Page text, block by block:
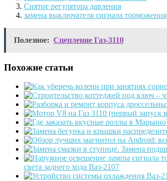
Снятие регулятора давления
замена выключателя сигнала торможения
Полезное: Сцепление Газ-3110
Похожие статьи
света заднего хода Ваз-2107